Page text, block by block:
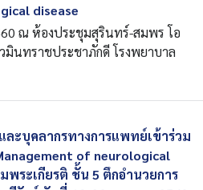
disease
ณ ห้องประชุมสุรินทร์-สมพร โอ
มินทราชประชาภักดี โรงพยาบาล
ะบุคลากรทางการแพทย์เข้าร่วม
of neurological
พระเกียรติ ชั้น 5 ตึกอำนวยการ